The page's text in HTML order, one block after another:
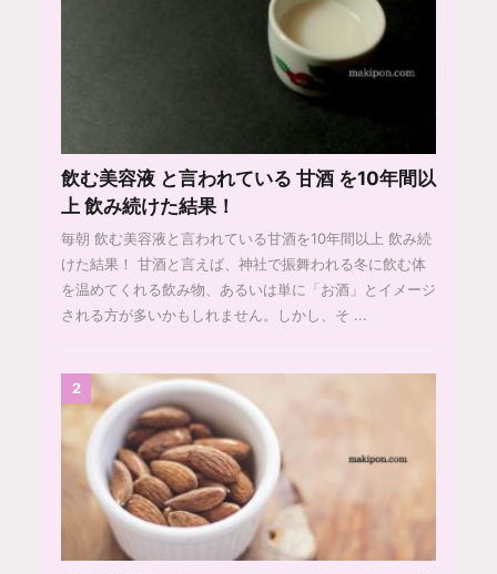
飲む美容液 と言われている 甘酒 を10年間以
上 飲み続けた結果！
毎朝 飲む美容液と言われている甘酒を10年間以上 飲み続
けた結果！ 甘酒と言えば、神社で振舞われる冬に飲む体
を温めてくれる飲み物、あるいは単に「お酒」とイメージ
される方が多いかもしれません。しかし、そ ...
2